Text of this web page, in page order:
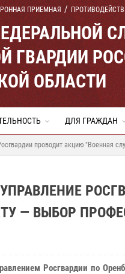
ПРИЕМНАЯ
ГВАРДИИ
ОБЛАСТИ
ДЛЯ ГРАЖДАН
проводит акцию "Военная
— ВЫБОР
Росгвардии по